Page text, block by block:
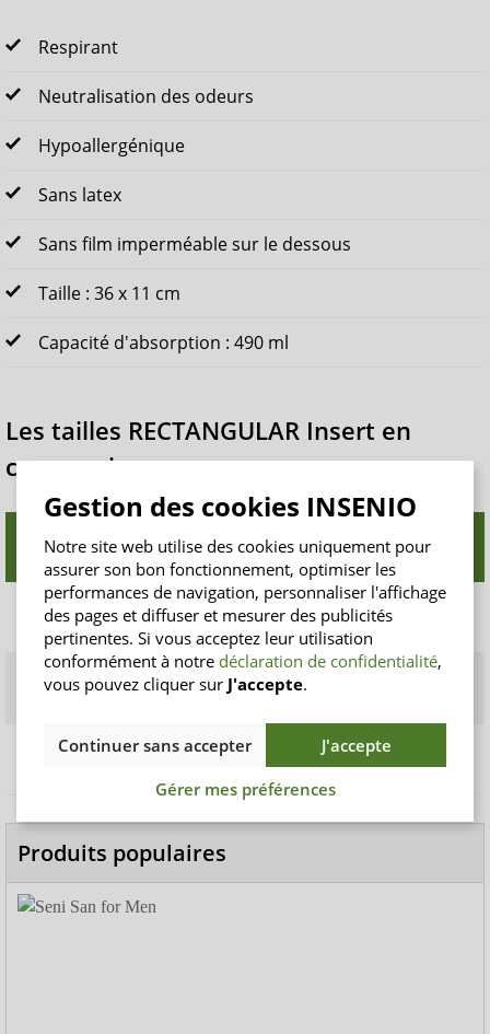
Respirant
Neutralisation des odeurs
Hypoallergénique
Sans latex
Sans film imperméable sur le dessous
Taille : 36 x 11 cm
Capacité d'absorption : 490 ml
Les tailles RECTANGULAR Insert en
comparaison
Format Taille (cm)
(ml)
Rectangular
Insert Mini
36 x 11 490
Insert Extra
47 x 15
Rectangular
60 x 15 1.050
Produits populaires
Gestion des cookies INSENIO
Notre site web utilise des cookies uniquement pour
assurer son bon fonctionnement, optimiser les
performances de navigation, personnaliser l'affichage
des pages et diffuser et mesurer des publicités
pertinentes. Si vous acceptez leur utilisation
conformément à notre déclaration de confidentialité,
vous pouvez cliquer sur J'accepte.
Continuer sans accepter
J'accepte
Gérer mes préférences